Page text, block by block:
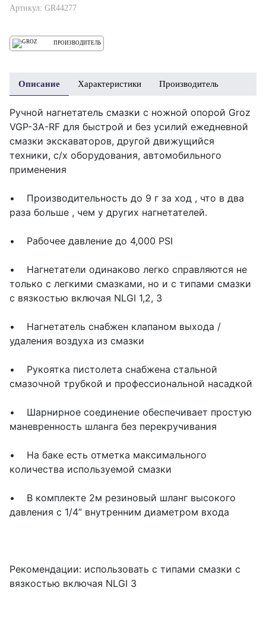
Артикул: GR44277
ПРОИЗВОДИТЕЛЬ
Описание Характеристики Производитель
Ручной нагнетатель смазки с ножной опорой Groz
VGP-3A-RF для быстрой и без усилий ежедневной
смазки экскаваторов, другой движущийся
техники, с/х оборудования, автомобильного
применения
• Производительность до 9 г за ход , что в два
раза больше , чем у других нагнетателей.
• Рабочее давление до 4,000 PSI
• Нагнетатели одинаково легко справляются не
только с легкими смазками, но и с типами смазки
с вязкостью включая NLGI 1,2, 3
• Нагнетатель снабжен клапаном выхода /
удаления воздуха из смазки
• Рукоятка пистолета снабжена стальной
смазочной трубкой и профессиональной насадкой
• Шарнирное соединение обеспечивает простую
маневренность шланга без перекручивания
• На баке есть отметка максимального
количества используемой смазки
• В комплекте 2м резиновый шланг высокого
давления с 1/4” внутренним диаметром входа
Рекомендации: использовать с типами смазки с
вязкостью включая NLGI 3